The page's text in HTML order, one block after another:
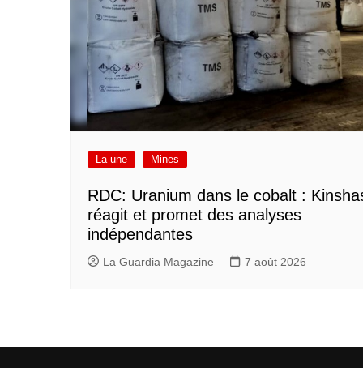
La une Mines
RDC: Uranium dans le cobalt :
réagit et promet des analyses
indépendantes
La Guardia Magazine 7 août 2026